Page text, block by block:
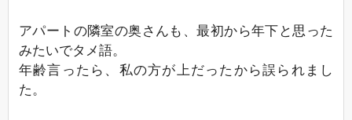
アパートの隣室の奥さんも、最初から年下と思った
みたいでタメ語。
年齢言ったら、私の方が上だったから誤られまし
た。